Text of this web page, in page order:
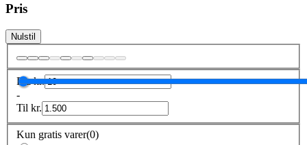
Pris
Nulstil
Frakr.
-
Til kr.
Kun gratis varer(0)